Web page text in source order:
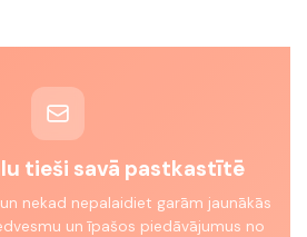
tieši savā pastkastītē
nekad nepalaidiet garām jaunākās
un īpašos piedāvājumus no